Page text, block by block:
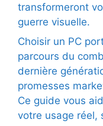
transformeront
guerre visuelle.
Choisir un PC
parcours du
dernière
promesses
Ce guide vous
votre usage réel,